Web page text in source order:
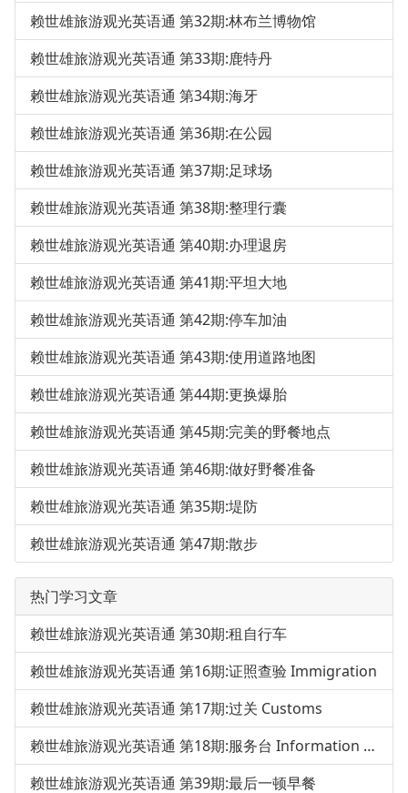
赖世雄旅游观光英语通 第32期:林布兰博物馆
赖世雄旅游观光英语通 第33期:鹿特丹
赖世雄旅游观光英语通 第34期:海牙
赖世雄旅游观光英语通 第36期:在公园
赖世雄旅游观光英语通 第37期:足球场
赖世雄旅游观光英语通 第38期:整理行囊
赖世雄旅游观光英语通 第40期:办理退房
赖世雄旅游观光英语通 第41期:平坦大地
赖世雄旅游观光英语通 第42期:停车加油
赖世雄旅游观光英语通 第43期:使用道路地图
赖世雄旅游观光英语通 第44期:更换爆胎
赖世雄旅游观光英语通 第45期:完美的野餐地点
赖世雄旅游观光英语通 第46期:做好野餐准备
赖世雄旅游观光英语通 第35期:堤防
赖世雄旅游观光英语通 第47期:散步
热门学习文章
赖世雄旅游观光英语通 第30期:租自行车
赖世雄旅游观光英语通 第16期:证照查验 Immigration
赖世雄旅游观光英语通 第17期:过关 Customs
赖世雄旅游观光英语通 第18期:服务台 Information Desk
赖世雄旅游观光英语通 第39期:最后一顿早餐